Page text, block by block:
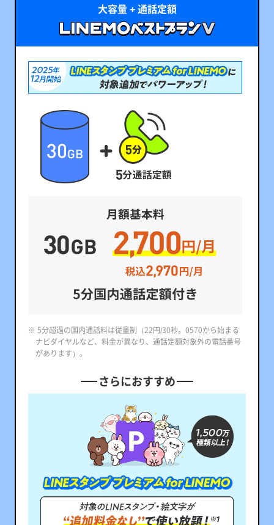
大容量 + 通話定額
※ 5分超過の国内通話料は従量制（22円/30秒。0570から始まる
ナビダイヤルなど、料金が異なり、通話定額対象外の電話番号
があります）。
さらにおすすめ